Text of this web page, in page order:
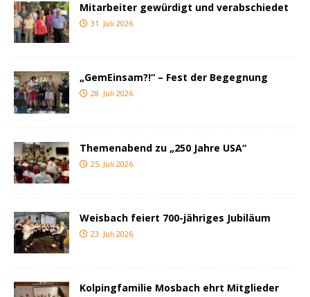
Mitarbeiter gewürdigt und verabschiedet
31. Juli 2026
„GemEinsam?!“ – Fest der Begegnung
28. Juli 2026
Themenabend zu „250 Jahre USA“
25. Juli 2026
Weisbach feiert 700-jähriges Jubiläum
23. Juli 2026
Kolpingfamilie Mosbach ehrt Mitglieder